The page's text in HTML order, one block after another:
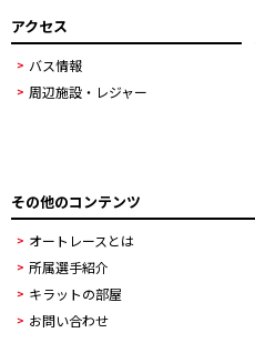
アクセス
バス情報
周辺施設・レジャー
その他のコンテンツ
オートレースとは
所属選手紹介
キラットの部屋
お問い合わせ